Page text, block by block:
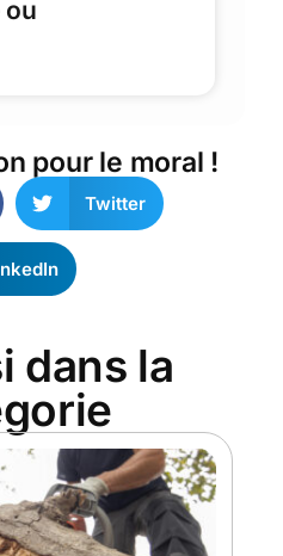
ou
pour le moral !
Twitter
dans la